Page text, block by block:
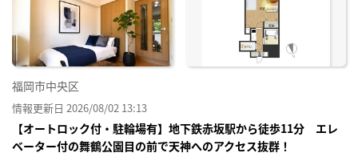
福岡市中央区
情報更新日 2026/08/02 13:13
【オートロック付・駐輪場有】地下鉄赤坂駅から徒歩11分 エレ
ベーター付の舞鶴公園目の前で天神へのアクセス抜群！